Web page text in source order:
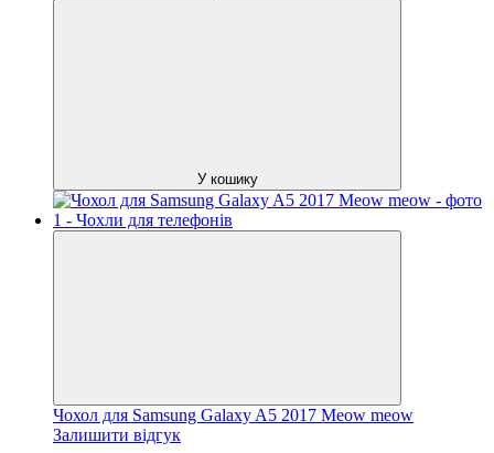
У кошику
Чохол для Samsung Galaxy A5 2017 Meow meow
Залишити відгук